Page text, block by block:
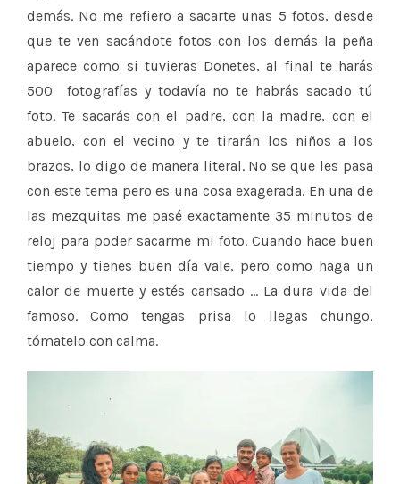
demás. No me refiero a sacarte unas 5 fotos, desde
que te ven sacándote fotos con los demás la peña
aparece como si tuvieras Donetes, al final te harás
500 fotografías y todavía no te habrás sacado tú
foto. Te sacarás con el padre, con la madre, con el
abuelo, con el vecino y te tirarán los niños a los
brazos, lo digo de manera literal. No se que les pasa
con este tema pero es una cosa exagerada. En una de
las mezquitas me pasé exactamente 35 minutos de
reloj para poder sacarme mi foto. Cuando hace buen
tiempo y tienes buen día vale, pero como haga un
calor de muerte y estés cansado … La dura vida del
famoso. Como tengas prisa lo llegas chungo,
tómatelo con calma.